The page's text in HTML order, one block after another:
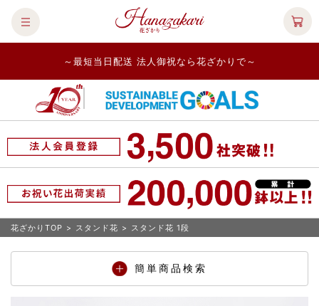
～最短当日配送 法人御祝なら花ざかりで～
花ざかりTOP > スタンド花 > スタンド花 1段
簡単商品検索